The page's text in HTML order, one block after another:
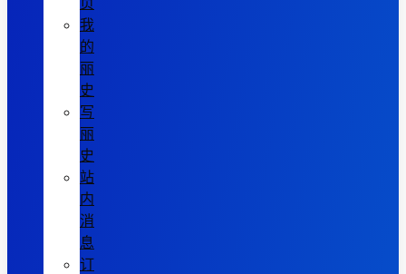
我
的
丽
史
写
丽
史
站
内
消
息
订